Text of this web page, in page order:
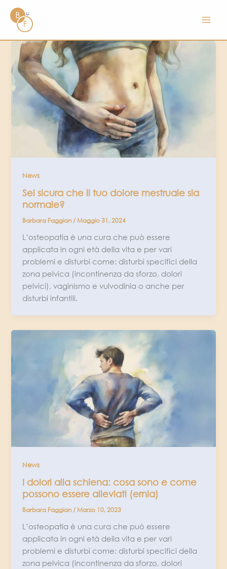
contenuto
News
Sei sicura che il tuo dolore mestruale sia
normale?
Barbara Faggian /Maggio 31, 2024
L’osteopatia è una cura che può essere
applicata in ogni età della vita e per vari
problemi e disturbi come: disturbi specifici della
zona pelvica (incontinenza da sforzo, dolori
pelvici), vaginismo e vulvodinia o anche per
disturbi infantili.
News
I dolori alla schiena: cosa sono e come
possono essere alleviati (ernia)
Barbara Faggian /Marzo 10, 2023
L’osteopatia è una cura che può essere
applicata in ogni età della vita e per vari
problemi e disturbi come: disturbi specifici della
zona pelvica (incontinenza da sforzo, dolori